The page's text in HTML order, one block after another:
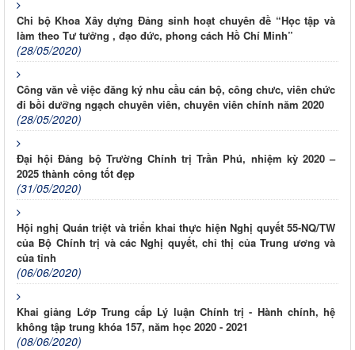
Chi bộ Khoa Xây dựng Đảng sinh hoạt chuyên đề “Học tập và
làm theo Tư tưởng , đạo đức, phong cách Hồ Chí Minh”
(28/05/2020)
Công văn về việc đăng ký nhu cầu cán bộ, công chưc, viên chức
đi bồi dưỡng ngạch chuyên viên, chuyên viên chính năm 2020
(28/05/2020)
Đại hội Đảng bộ Trường Chính trị Trần Phú, nhiệm kỳ 2020 –
2025 thành công tốt đẹp
(31/05/2020)
Hội nghị Quán triệt và triển khai thực hiện Nghị quyết 55-NQ/TW
của Bộ Chính trị và các Nghị quyết, chỉ thị của Trung ương và
của tỉnh
(06/06/2020)
Khai giảng Lớp Trung cấp Lý luận Chính trị - Hành chính, hệ
không tập trung khóa 157, năm học 2020 - 2021
(08/06/2020)